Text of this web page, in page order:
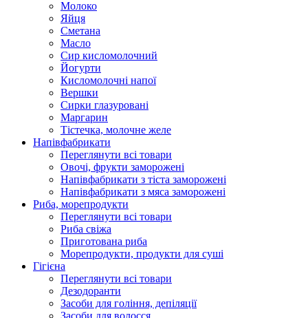
Молоко
Яйця
Сметана
Масло
Сир кисломолочний
Йогурти
Кисломолочні напої
Вершки
Сирки глазуровані
Маргарин
Тістечка, молочне желе
Напівфабрикати
Переглянути всі товари
Овочі, фрукти заморожені
Напівфабрикати з тіста заморожені
Напівфабрикати з мяса заморожені
Риба, морепродукти
Переглянути всі товари
Риба свіжа
Приготована риба
Морепродукти, продукти для суші
Гігієна
Переглянути всі товари
Дезодоранти
Засоби для гоління, депіляції
Засоби для волосся